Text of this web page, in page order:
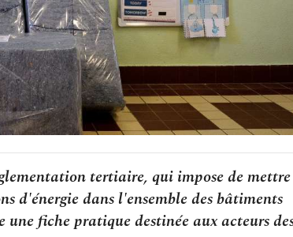
tertiaire, qui impose de
d'énergie dans l'ensemble des bâtiments
fiche pratique destinée aux acteurs